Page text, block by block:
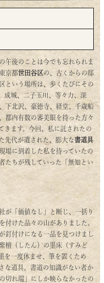
午後のことは今でも忘れられま
京都世田谷区の、古くからの邸
という場所は、歩くたびにその
成城、二子玉川、等々力、深
下北沢、豪徳寺、経堂、千歳船
都内有数の審美眼を持った方々
きます。今回、私に託されたの
先代が遺された、膨大な書道具
場に到着した私を待っていたの
たちが残していった「無知とい
が「価値なし」と断じ、一括り
付けた品々の山がありました。
釘付けになる一品を見つけまし
檀（したん）の墨床（すみど
を一度休ませ、筆を置くため
な道具。書道の知識がない者か
切れ端」にしか映らなかったの